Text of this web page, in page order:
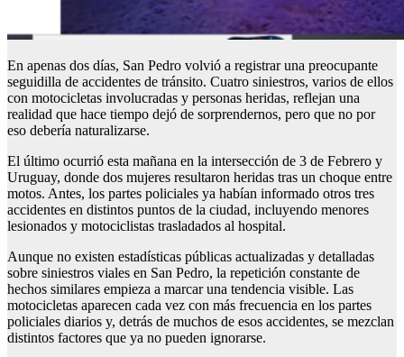
En apenas dos días, San Pedro volvió a registrar una preocupante
seguidilla de accidentes de tránsito. Cuatro siniestros, varios de ellos
con motocicletas involucradas y personas heridas, reflejan una
realidad que hace tiempo dejó de sorprendernos, pero que no por
eso debería naturalizarse.
El último ocurrió esta mañana en la intersección de 3 de Febrero y
Uruguay, donde dos mujeres resultaron heridas tras un choque entre
motos. Antes, los partes policiales ya habían informado otros tres
accidentes en distintos puntos de la ciudad, incluyendo menores
lesionados y motociclistas trasladados al hospital.
Aunque no existen estadísticas públicas actualizadas y detalladas
sobre siniestros viales en San Pedro, la repetición constante de
hechos similares empieza a marcar una tendencia visible. Las
motocicletas aparecen cada vez con más frecuencia en los partes
policiales diarios y, detrás de muchos de esos accidentes, se mezclan
distintos factores que ya no pueden ignorarse.